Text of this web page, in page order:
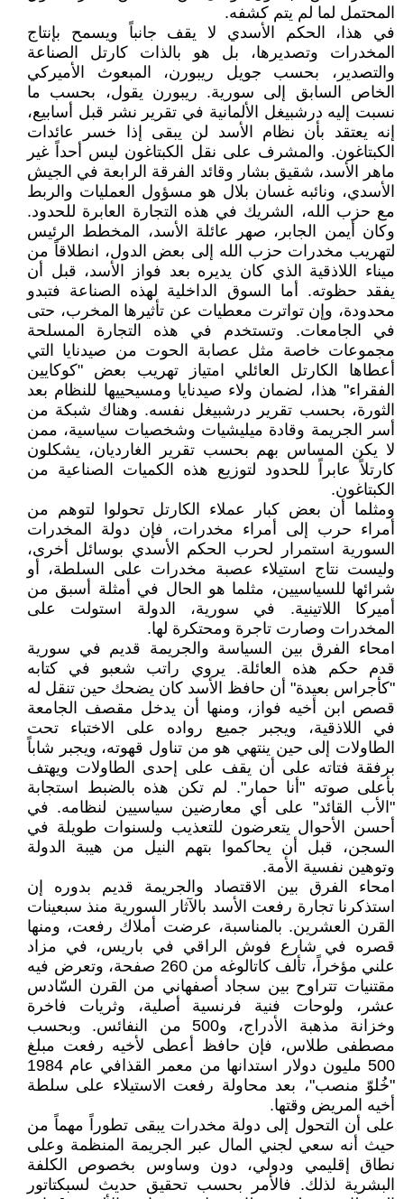
المحتمل لما لم يتم كشفه.
في هذا، الحكم الأسدي لا يقف جانباً ويسمح بإنتاج
المخدرات وتصديرها، بل هو بالذات كارتل الصناعة
والتصدير، بحسب جويل ريبورن، المبعوث الأميركي
الخاص السابق إلى سورية. ريبورن يقول، بحسب ما
نسبت إليه درشبيغل الألمانية في تقرير نشر قبل أسابيع،
إنه يعتقد بأن نظام الأسد لن يبقى إذا خسر عائدات
الكبتاغون. والمشرف على نقل الكبتاغون ليس أحداً غير
ماهر الأسد، شقيق بشار وقائد الفرقة الرابعة في الجيش
الأسدي، ونائبه غسان بلال هو مسؤول العمليات والربط
مع حزب الله، الشريك في هذه التجارة العابرة للحدود.
وكان أيمن الجابر، صهر عائلة الأسد، المخطط الرئيس
لتهريب مخدرات حزب الله إلى بعض الدول، انطلاقاً من
ميناء اللاذقية الذي كان يديره بعد فواز الأسد، قبل أن
يفقد حظوته. أما السوق الداخلية لهذه الصناعة فتبدو
محدودة، وإن تواترت معطيات عن تأثيرها المخرب، حتى
في الجامعات. وتستخدم في هذه التجارة المسلحة
مجموعات خاصة مثل عصابة الحوت من صيدنايا التي
أعطاها الكارتل العائلي امتياز تهريب بعض "كوكايين
الفقراء" هذا، لضمان ولاء صيدنايا ومسيحييها للنظام بعد
الثورة، بحسب تقرير درشبيغل نفسه. وهناك شبكة من
أسر الجريمة وقادة ميليشيات وشخصيات سياسية، ممن
لا يكن المساس بهم بحسب تقرير الغارديان، يشكلون
كارتلاً عابراً للحدود لتوزيع هذه الكميات الصناعية من
الكبتاغون.
ومثلما أن بعض كبار عملاء الكارتل تحولوا لتوهم من
أمراء حرب إلى أمراء مخدرات، فإن دولة المخدرات
السورية استمرار لحرب الحكم الأسدي بوسائل أخرى،
وليست نتاج استيلاء عصبة مخدرات على السلطة، أو
شرائها للسياسيين، مثلما هو الحال في أمثلة أسبق من
أميركا اللاتينية. في سورية، الدولة استولت على
المخدرات وصارت تاجرة ومحتكرة لها.
امحاء الفرق بين السياسة والجريمة قديم في سورية
قدم حكم هذه العائلة. يروي راتب شعبو في كتابه
"كأجراس بعيدة" أن حافظ الأسد كان يضحك حين تنقل له
قصص ابن أخيه فواز، ومنها أن يدخل مقصف الجامعة
في اللاذقية، ويجبر جميع رواده على الاختباء تحت
الطاولات إلى حين ينتهي هو من تناول قهوته، ويجبر شاباً
برفقة فتاته على أن يقف على إحدى الطاولات ويهتف
بأعلى صوته "أنا حمار". لم تكن هذه بالضبط استجابة
"الأب القائد" على أي معارضين سياسيين لنظامه. في
أحسن الأحوال يتعرضون للتعذيب ولسنوات طويلة في
السجن، قبل أن يحاكموا بتهم النيل من هيبة الدولة
وتوهين نفسية الأمة.
امحاء الفرق بين الاقتصاد والجريمة قديم بدوره إن
استذكرنا تجارة رفعت الأسد بالآثار السورية منذ سبعينات
القرن العشرين. بالمناسبة، عرضت أملاك رفعت، ومنها
قصره في شارع فوش الراقي في باريس، في مزاد
علني مؤخراً، تألف كاتالوغه من 260 صفحة، وتعرض فيه
مقتنيات تتراوح بين سجاد أصفهاني من القرن السّادس
عشر، ولوحات فنية فرنسية أصلية، وثريات فاخرة
وخزانة مذهبة الأدراج، و500 من النفائس. وبحسب
مصطفى طلاس، فإن حافظ أعطى لأخيه رفعت مبلغ
500 مليون دولار استدانها من معمر القذافي عام 1984
"خُلوّ منصب"، بعد محاولة رفعت الاستيلاء على سلطة
أخيه المريض وقتها.
على أن التحول إلى دولة مخدرات يبقى تطوراً مهماً من
حيث أنه سعي لجني المال عبر الجريمة المنظمة وعلى
نطاق إقليمي ودولي، دون وساوس بخصوص الكلفة
البشرية لذلك. فالأمر بحسب تحقيق حديث لسبكتاتور